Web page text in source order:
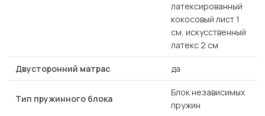
латексированный
кокосовый лист 1
см, искусственный
латекс 2 см
Двусторонний матрас да
Тип пружинного блока
Блок независимых
пружин